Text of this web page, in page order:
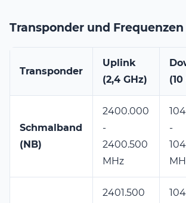
Transponder und Frequenzen
Transponder
Uplink
(2,4 GHz)
(10
Schmalband
(NB)
2400.000
-
2400.500
MHz
-
2401.500